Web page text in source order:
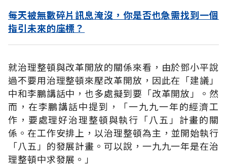
每天被無數碎片訊息淹沒，你是否也急需找到一個
指引未來的座標？
就治理整頓與改革開放的關係來看，由於鄧小平說
過不要用治理整頓來壓改革開放，因此在「建議」
中和李鵬講話中，也多處擬到要「改革開放」。然
而，在李鵬講話中提到，「一九九一年的經濟工
作，要處理好治理整頓與執行「八五」計畫的關
係。在工作安排上，以治理整頓為主，並開始執行
「八五」的發展計畫。可以說，一九九一年是在治
理整頓中求發展。」